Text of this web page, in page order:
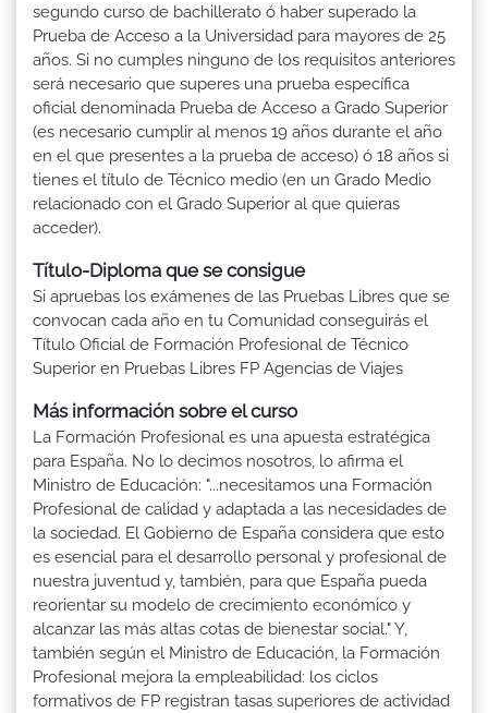
segundo curso de bachillerato ó haber superado la
Prueba de Acceso a la Universidad para mayores de 25
años. Si no cumples ninguno de los requisitos anteriores
será necesario que superes una prueba específica
oficial denominada Prueba de Acceso a Grado Superior
(es necesario cumplir al menos 19 años durante el año
en el que presentes a la prueba de acceso) ó 18 años si
tienes el título de Técnico medio (en un Grado Medio
relacionado con el Grado Superior al que quieras
acceder).
Título-Diploma que se consigue
Si apruebas los exámenes de las Pruebas Libres que se
convocan cada año en tu Comunidad conseguirás el
Título Oficial de Formación Profesional de Técnico
Superior en Pruebas Libres FP Agencias de Viajes
Más información sobre el curso
La Formación Profesional es una apuesta estratégica
para España. No lo decimos nosotros, lo afirma el
Ministro de Educación: "...necesitamos una Formación
Profesional de calidad y adaptada a las necesidades de
la sociedad. El Gobierno de España considera que esto
es esencial para el desarrollo personal y profesional de
nuestra juventud y, también, para que España pueda
reorientar su modelo de crecimiento económico y
alcanzar las más altas cotas de bienestar social." Y,
también según el Ministro de Educación, la Formación
Profesional mejora la empleabilidad: los ciclos
formativos de FP registran tasas superiores de actividad